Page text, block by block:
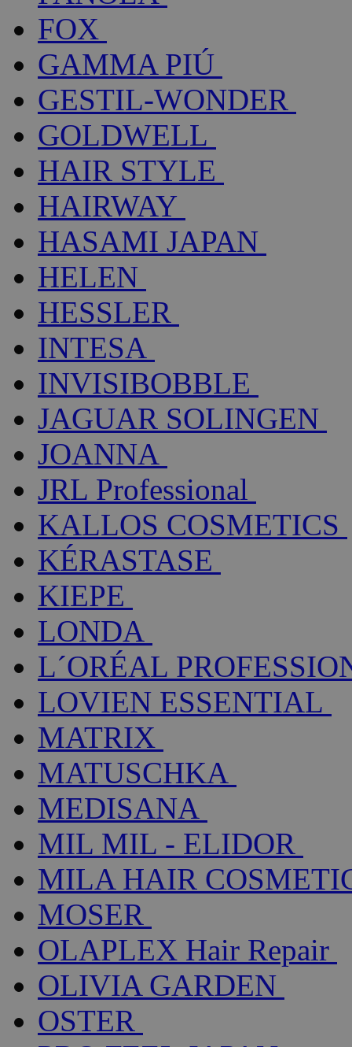
FOX
GAMMA PIÚ
GESTIL-WONDER
GOLDWELL
HAIR STYLE
HAIRWAY
HASAMI JAPAN
HELEN
HESSLER
INTESA
INVISIBOBBLE
JAGUAR SOLINGEN
JOANNA
JRL Professional
KALLOS COSMETICS
KÉRASTASE
KIEPE
LONDA
L´ORÉAL
LOVIEN ESSENTIAL
MATRIX
MATUSCHKA
MEDISANA
MIL MIL - ELIDOR
MILA HAIR
MOSER
OLAPLEX Hair Repair
OLIVIA GARDEN
OSTER